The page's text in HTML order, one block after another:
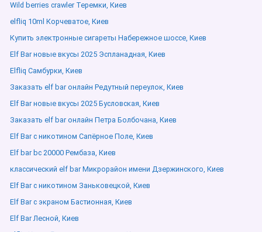
Wild berries crawler Теремки, Киев
elfliq 10ml Корчеватое, Киев
Купить электронные сигареты Набережное шоссе, Киев
Elf Bar новые вкусы 2025 Эспланадная, Киев
Elfliq Самбурки, Киев
Заказать elf bar онлайн Редутный переулок, Киев
Elf Bar новые вкусы 2025 Бусловская, Киев
Заказать elf bar онлайн Петра Болбочана, Киев
Elf Bar с никотином Сапёрное Поле, Киев
Elf bar bc 20000 Рембаза, Киев
классический elf bar Микрорайон имени Дзержинского, Киев
Elf Bar с никотином Заньковецкой, Киев
Elf Bar с экраном Бастионная, Киев
Elf Bar Лесной, Киев